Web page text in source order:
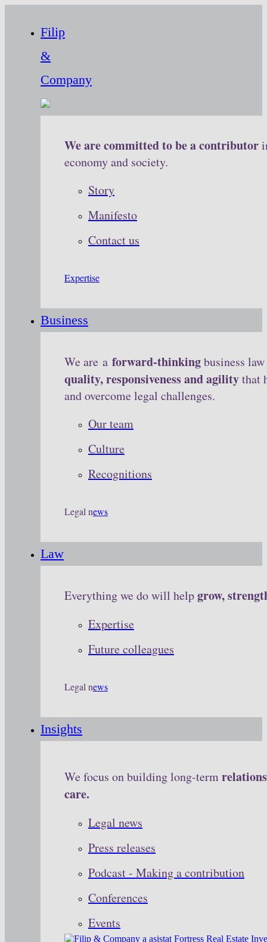
Filip
&
Company
We are committed to be a contributor
economy and society.
Story
Manifesto
Contact us
Expertise
Business
We are a forward-thinkingbusiness
quality, responsiveness and agilitythat
and overcome legal challenges.
Our team
Culture
Recognitions
Legal news
Law
Everything we do will helpgrow,
Expertise
Future colleagues
Legal news
Insights
We focus on building long-term
care.
Legal news
Press releases
Podcast - Making a contribution
Conferences
Events